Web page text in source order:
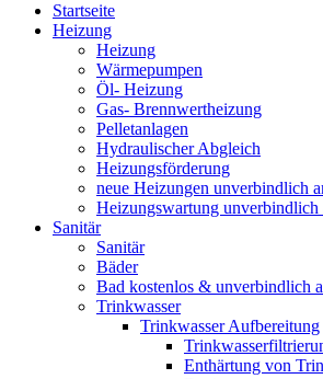
Startseite
Heizung
Heizung
Wärmepumpen
Öl- Heizung
Gas- Brennwertheizung
Pelletanlagen
Hydraulischer Abgleich
Heizungsförderung
neue Heizungen unverbindlich
Heizungswartung unverbindlich
Sanitär
Sanitär
Bäder
Bad kostenlos & unverbindlich
Trinkwasser
Trinkwasser Aufbereitung
Enthärtung von